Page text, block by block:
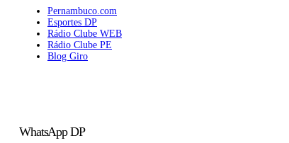
Pernambuco.com
Esportes DP
Rádio Clube WEB
Rádio Clube PE
Blog Giro
WhatsApp DP